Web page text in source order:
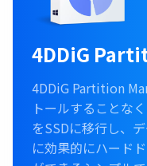
4DDiG
4DDiG Partition
トールすることな
をSSDに移行し、
に効果的にハード